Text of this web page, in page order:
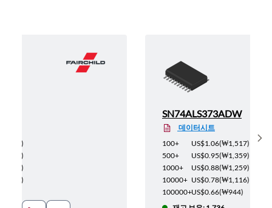
)
)
)
)
SN74ALS373ADW
데이터시트
100+
US$1.06(₩1,517)
500+
US$0.95(₩1,359)
1000+
US$0.88(₩1,259)
10000+ US$0.78(₩1,116)
100000+US$0.66(₩944)